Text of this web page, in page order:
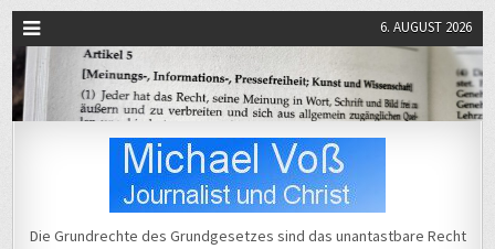
6. AUGUST 2026
Michael Voß
Die Grundrechte des Grundgesetzes sind das unantastbare Recht